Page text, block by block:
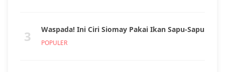
3 Waspada! Ini Ciri Siomay Pakai Ikan Sapu-Sapu
POPULER